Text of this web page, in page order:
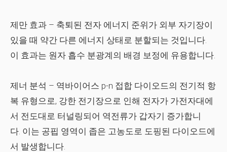
제만 효과 – 축퇴된 전자 에너지 준위가 외부 자기장이
있을 때 약간 다른 에너지 상태로 분할되는 것입니다.
이 효과는 원자 흡수 분광계의 배경 보정에 유용합니다.
제너 분석 – 역바이어스 p-n 접합 다이오드의 전기적 항
복 유형으로, 강한 전기장으로 인해 전자가 가전자대에
서 전도대로 터널링되어 역전류가 갑자기 증가합니
다. 이는 공핍 영역이 좁은 고농도로 도핑된 다이오드에
서 발생합니다.